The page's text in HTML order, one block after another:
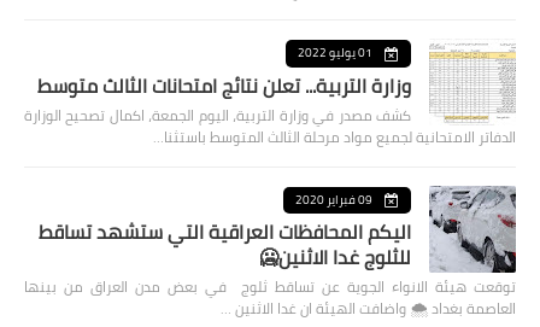
01 يوليو 2022
وزارة التربية... تعلن نتائج امتحانات الثالث متوسط
كشف مصدر في وزارة التربية، اليوم الجمعة، اكمال تصحيح الوزارة
الدفاتر الامتحانية لجميع مواد مرحلة الثالث المتوسط باستثنا…
09 فبراير 2020
اليكم المحافظات العراقية التي ستشهد تساقط
للثلوج غدا الاثنين🥶
توقعت هيئة الانواء الجوية عن تساقط ثلوج في بعض مدن العراق من بينها
العاصمة بغداد ⁦🌨️⁩ واضافت الهيئة ان غدا الاثنين …